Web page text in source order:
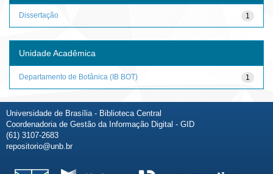
1
Dissertação
Unidade Acadêmica
1
Departamento de Botânica (IB BOT)
Universidade de Brasília - Biblioteca Central
Coordenadoria de Gestão da Informação Digital - GID
(61) 3107-2683
repositorio@unb.br